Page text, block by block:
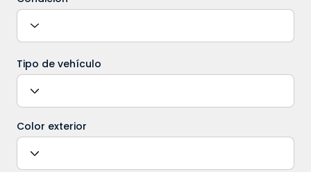
Tipo de vehículo
Color exterior